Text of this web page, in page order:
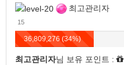
최고관리자
15
36,809,276 (34%)
최고관리자님 보유 포인트 :